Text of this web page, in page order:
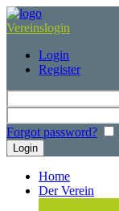
Vereinslogin
Login
Register
Forgot password?
Home
Der Verein